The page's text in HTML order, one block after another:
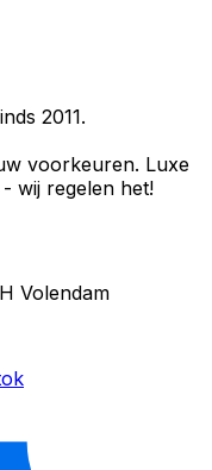
2011.
voorkeuren. Luxe
wij regelen het!
Volendam